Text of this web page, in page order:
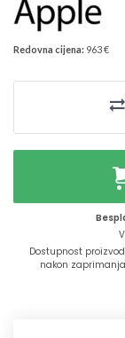
Redovna cijena: 963 €
Dostupnost
nakon